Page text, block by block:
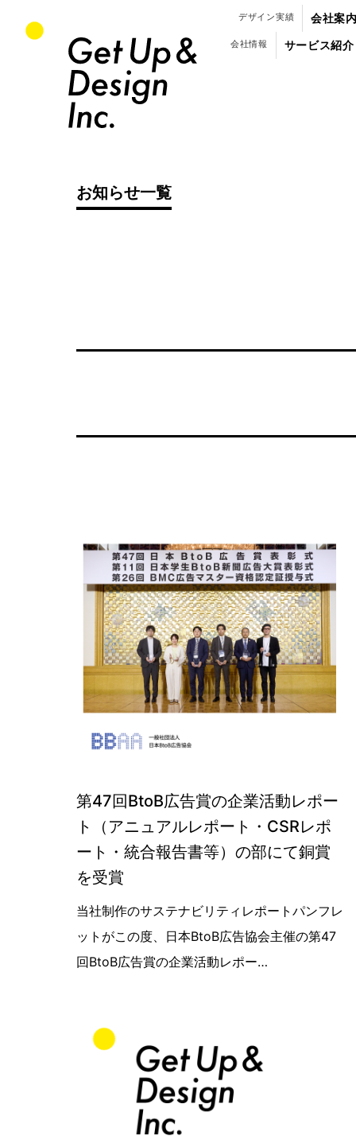
デザイン実績 会社案
会社情報 サービス紹介
お知らせ記事
一覧
第47回BtoB広告賞の企業活動レポー
ト（アニュアルレポート・CSRレポ
ート・統合報告書等）の部にて銅賞
を受賞
第47回BtoB広告賞の企業活動レポー
当社制作のサステナビリティレポートパンフレ
ットがこの度、日本BtoB広告協会主催の第47
回BtoB広告賞の企業活動レポー…